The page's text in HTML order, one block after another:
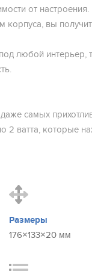
от настроения.
вы
любой интерьер,
самых
2 ватта, которые
громко и
вызова
в качестве
Размеры
176×133×20 мм